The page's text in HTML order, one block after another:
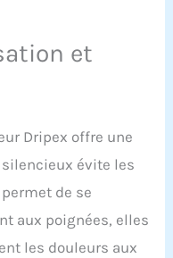
dispose de
qu’aux
chevronnés.
facilement
de votre
à vos
personnels.
de charge allant
et
Dripex offre une
silencieux évite les
de se
aux poignées, elles
les douleurs aux